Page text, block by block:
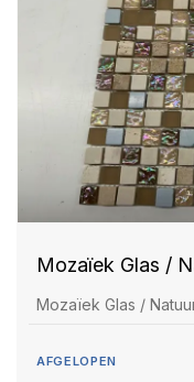
Mozaïek Glas /
Mozaïek Glas /
AFGELOPEN